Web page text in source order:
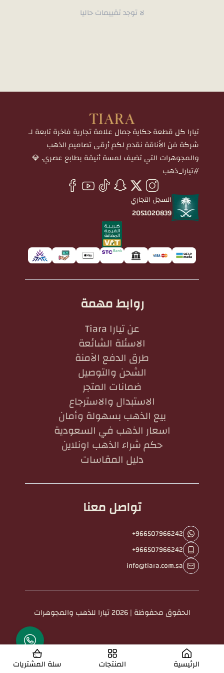
لا توجد تقييمات حاليا
تيارا كل قطعة حكاية جمال علامة تجارية فاخرة تابعة لـ
شركة فن الأناقة نقدم لكم أرقى تصاميم الذهب
والمجوهرات التي تضيف لمسة أنيقة بطابع عصري. 💎
#تيارا_ذهب
السجل التجاري
2051020839
روابط مهمة
عن تيارا Tiara
الاسئلة الشائعة
طرق الدفع الآمنة
الشحن والتوصيل
ضمانات المتجر
الاستبدال والاسترجاع
بيع الذهب بسهولة وأمان
اسعار الذهب في السعودية
حكم شراء الذهب اونلاين
دليل المقاسات
تواصل معنا
+966507966242
+966507966242
info@tiara.com.sa
الحقوق محفوظة | 2026 تيارا للذهب والمجوهرات
الرئيسية المنتجات سلة المشتريات